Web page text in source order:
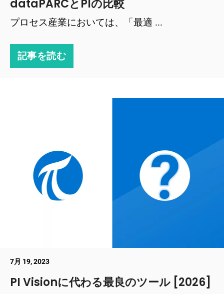
dataPARCとPIの比較
プロセス産業においては、「最適 ...
記事を読む
7月 19, 2023
PI Visionに代わる最良のツール [2026]